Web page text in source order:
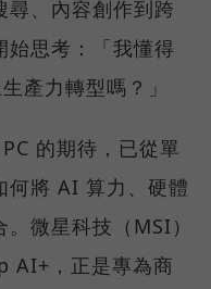
尋、內容創作到跨
始思考：「我懂得
產力轉型嗎？」
的期待，已從單
何將 AI 算力、硬體
微星科技（MSI）
AI+，正是專為商